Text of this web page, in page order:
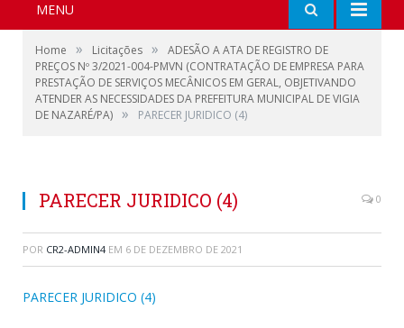
MENU
Home » Licitações »
ADESÃO A ATA DE REGISTRO DE
PREÇOS Nº 3/2021-004-PMVN (CONTRATAÇÃO DE EMPRESA PARA
PRESTAÇÃO DE SERVIÇOS MECÂNICOS EM GERAL, OBJETIVANDO
ATENDER AS NECESSIDADES DA PREFEITURA MUNICIPAL DE VIGIA
DE NAZARÉ/PA) » PARECER JURIDICO (4)
PARECER JURIDICO (4) 0
POR CR2-ADMIN4 EM 6 DE DEZEMBRO DE 2021
PARECER JURIDICO (4)